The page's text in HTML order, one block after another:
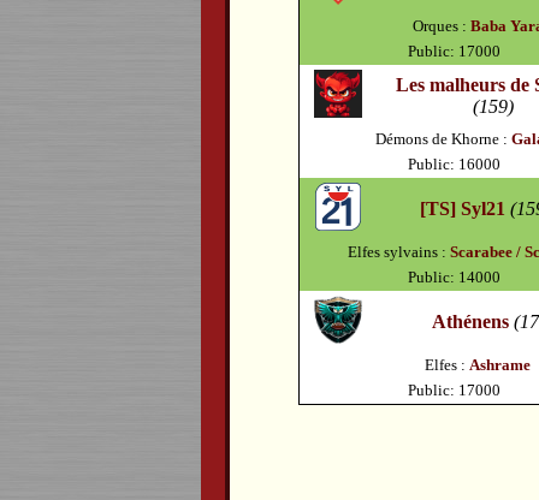
Orques : Baba
Public: 17000
Les malheurs de
(159)
Démons de Khorne :
Public: 16000
[TS] Syl21
Elfes sylvains : Scarabee /
Public: 14000
Athénens
Elfes : Ashrame
Public: 17000